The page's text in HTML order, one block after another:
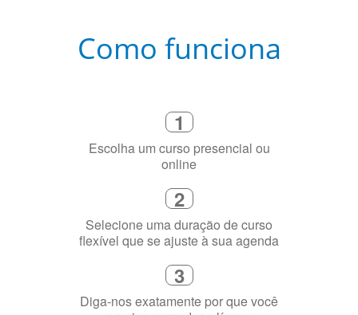
1
Escolha um curso presencial ou
online
2
Selecione uma duração de curso
flexível que se ajuste à sua agenda